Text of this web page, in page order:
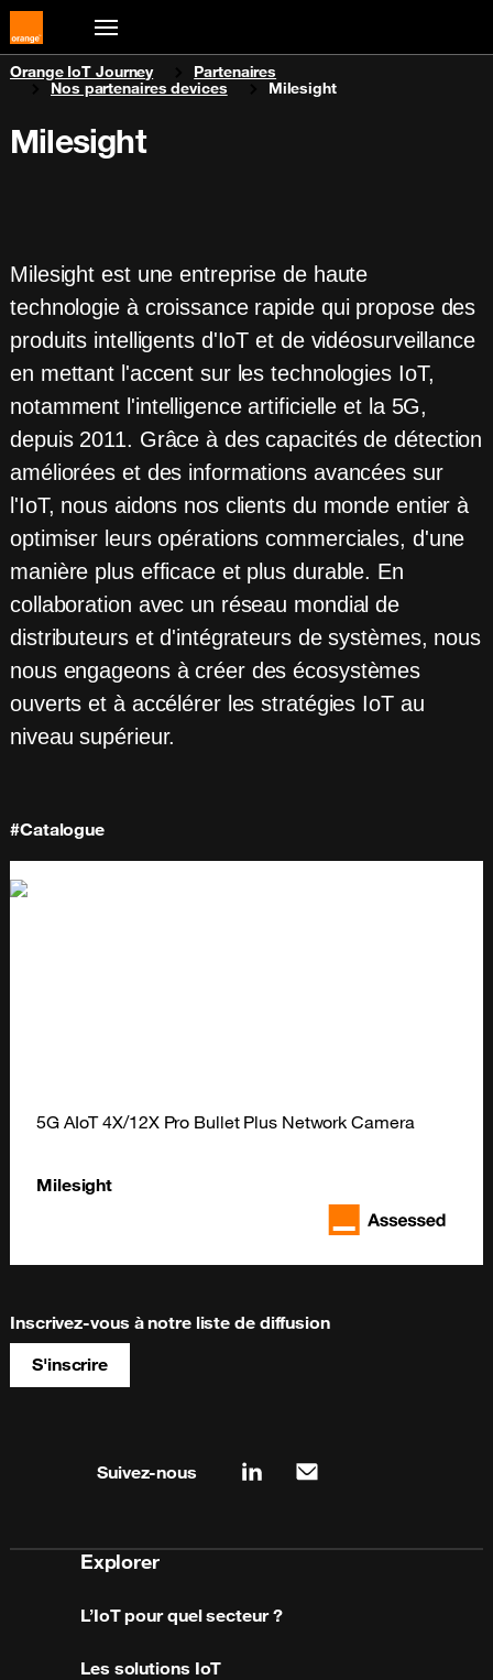
You are here:
Orange IoT Journey
Partenaires
Nos partenaires devices
Milesight
Milesight
Milesight est une entreprise de haute
technologie à croissance rapide qui propose des
produits intelligents d'IoT et de vidéosurveillance
en mettant l'accent sur les technologies IoT,
notamment l'intelligence artificielle et la 5G,
depuis 2011. Grâce à des capacités de détection
améliorées et des informations avancées sur
l'IoT, nous aidons nos clients du monde entier à
optimiser leurs opérations commerciales, d'une
manière plus efficace et plus durable. En
collaboration avec un réseau mondial de
distributeurs et d'intégrateurs de systèmes, nous
nous engageons à créer des écosystèmes
ouverts et à accélérer les stratégies IoT au
niveau supérieur.
#Catalogue
5G AIoT 4X/12X Pro Bullet Plus Network Camera
Milesight
Inscrivez-vous à notre liste de diffusion
S'inscrire
Suivez-nous linkedinmail
Explorer
L’IoT pour quel secteur ?
Les solutions IoT